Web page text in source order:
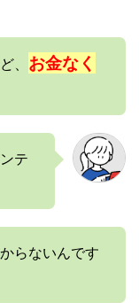
、 お金なく
テ
らないんです